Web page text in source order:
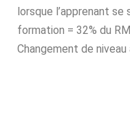
lorsque l’apprenant
formation = 32% du
Changement de